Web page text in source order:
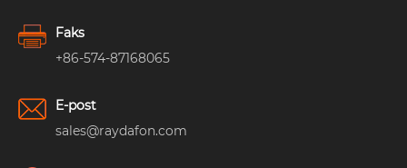
Faks
+86-574-87168065
E-post
sales@raydafon.com